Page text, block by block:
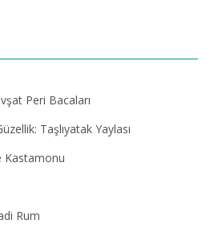
Peri Bacaları
Taşlıyatak Yaylası
Kastamonu
Rum